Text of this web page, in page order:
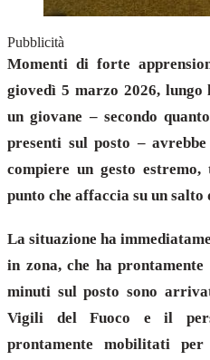
Pubblicità
Momenti di forte
giovedì 5 marzo 2026, lungo
un giovane – secondo
presenti sul posto –
compiere un gesto
punto che affaccia su un
La situazione ha
in zona, che ha
minuti sul posto sono
Vigili del Fuoco e il
prontamente mobilitati